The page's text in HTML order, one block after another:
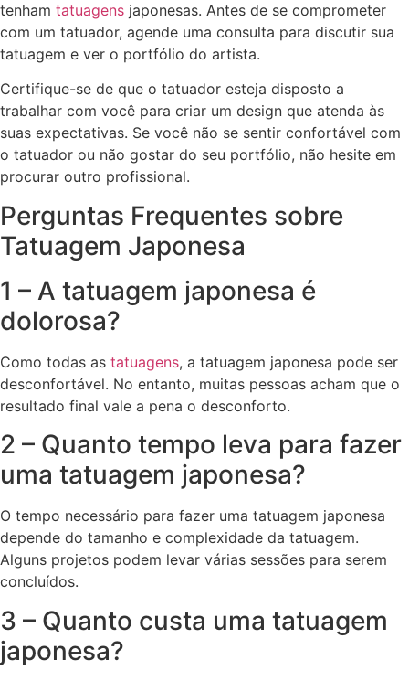
tenham tatuagens japonesas. Antes de se comprometer
com um tatuador, agende uma consulta para discutir sua
tatuagem e ver o portfólio do artista.
Certifique-se de que o tatuador esteja disposto a
trabalhar com você para criar um design que atenda às
suas expectativas. Se você não se sentir confortável com
o tatuador ou não gostar do seu portfólio, não hesite em
procurar outro profissional.
Perguntas Frequentes sobre
Tatuagem Japonesa
1 – A tatuagem japonesa é
dolorosa?
Como todas as tatuagens, a tatuagem japonesa pode ser
desconfortável. No entanto, muitas pessoas acham que o
resultado final vale a pena o desconforto.
2 – Quanto tempo leva para fazer
uma tatuagem japonesa?
O tempo necessário para fazer uma tatuagem japonesa
depende do tamanho e complexidade da tatuagem.
Alguns projetos podem levar várias sessões para serem
concluídos.
3 – Quanto custa uma tatuagem
japonesa?